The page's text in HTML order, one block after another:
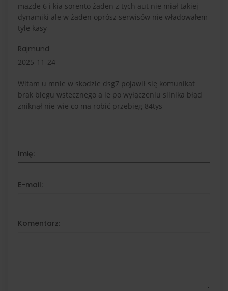
mazde 6 i kia sorento żaden z tych aut nie miał takiej
dynamiki ale w żaden oprósz serwisów nie władowałem
tyle kasy
Rajmund
2025-11-24
Witam u mnie w skodzie dsg7 pojawił się komunikat
brak biegu wstecznego a le po wyłączeniu silnika błąd
zniknął nie wie co ma robić przebieg 84tys
Imię:
E-mail:
Komentarz: